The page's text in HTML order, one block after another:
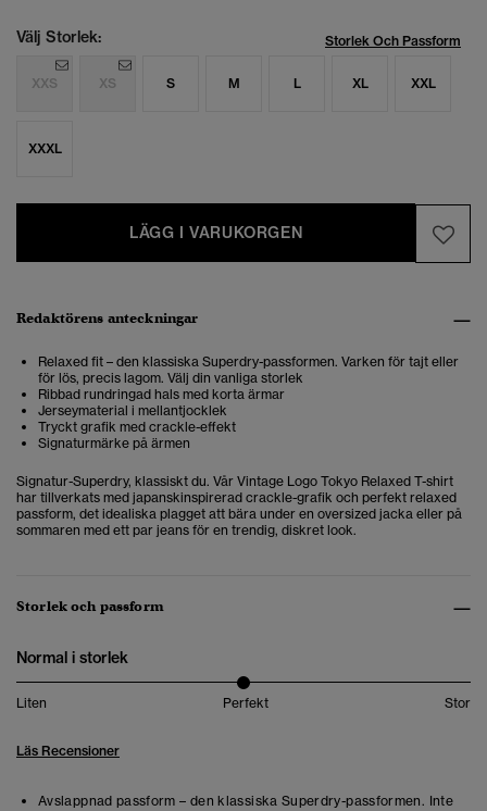
Välj Storlek: Storlek Och Passform
XXS XS S M L XL XXL
XXXL
LÄGG I VARUKORGEN
Redaktörens anteckningar
Relaxed fit – den klassiska Superdry-passformen. Varken för tajt eller
för lös, precis lagom. Välj din vanliga storlek
Ribbad rundringad hals med korta ärmar
Jerseymaterial i mellantjocklek
Tryckt grafik med crackle-effekt
Signaturmärke på ärmen
Signatur-Superdry, klassiskt du. Vår Vintage Logo Tokyo Relaxed T-shirt
har tillverkats med japanskinspirerad crackle-grafik och perfekt relaxed
passform, det idealiska plagget att bära under en oversized jacka eller på
sommaren med ett par jeans för en trendig, diskret look.
Storlek och passform
Normal i storlek
Liten Perfekt Stor
Läs Recensioner
Avslappnad passform – den klassiska Superdry-passformen. Inte